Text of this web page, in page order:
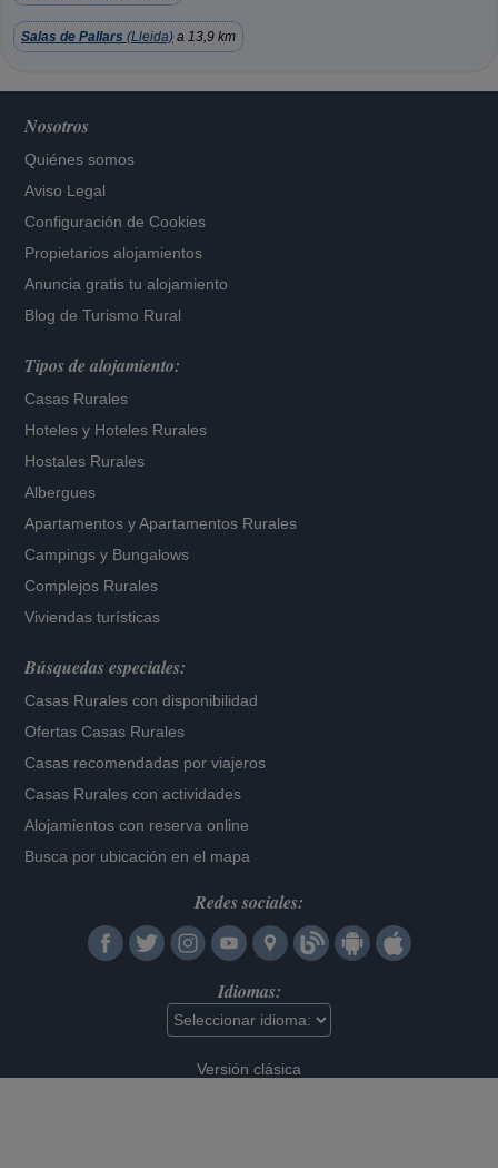
Salas de Pallars (Lleida) a 13,9 km
Nosotros
Quiénes somos
Aviso Legal
Configuración de Cookies
Propietarios alojamientos
Anuncia gratis tu alojamiento
Blog de Turismo Rural
Tipos de alojamiento:
Casas Rurales
Hoteles y Hoteles Rurales
Hostales Rurales
Albergues
Apartamentos yApartamentos Rurales
Campings y Bungalows
Complejos Rurales
Viviendas turísticas
Búsquedas especiales:
Casas Rurales con disponibilidad
Ofertas Casas Rurales
Casas recomendadas por viajeros
Casas Rurales con actividades
Alojamientos con reserva online
Busca por ubicación en el mapa
Redes sociales:
Idiomas:
Versión clásica